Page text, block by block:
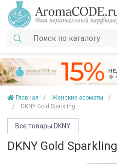
Главная Женские ароматы
DKNY Gold Sparkling
Все товары DKNY
DKNY Gold Sparkling